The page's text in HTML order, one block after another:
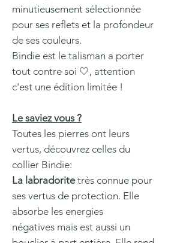
minutieusement sélectionnée
pour ses reflets et la profondeur
de ses couleurs.
Bindie est le talisman a porter
tout contre soi 🤍, attention
c'est une édition limitée !
Le saviez vous ?
Toutes les pierres ont leurs
vertus, découvrez celles du
collier Bindie:
La labradoritetrès connue pour
ses vertus de protection. Elle
absorbe les energies
négatives mais est aussi un